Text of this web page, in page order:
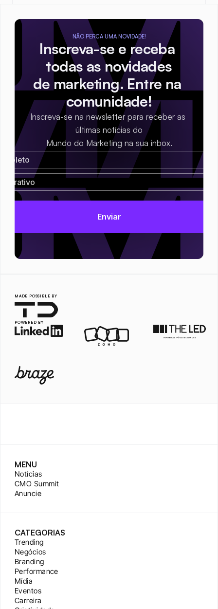
NÃO PERCA UMA NOVIDADE!
Inscreva-se e receba
todas as novidades
de marketing. Entre na
comunidade!
Inscreva-se na newsletter para receber as
últimas notícias do
Mundo do Marketing na sua inbox.
MADE POSSIBLE BY
POWERED BY
MENU
Notícias
CMO Summit
Anuncie
CATEGORIAS
Trending
Negócios
Branding
Performance
Mídia
Eventos
Carreira